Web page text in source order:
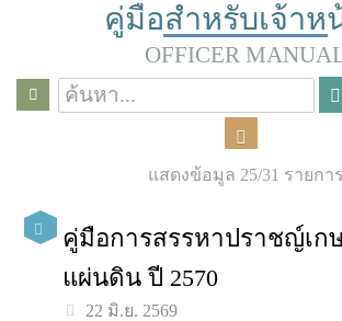
คู่มือสำหรับเจ้าห
OFFICER
แสดงข้อมูล 25/31 รายการ
คู่มือการสรรหาปราชญ์เก
แผ่นดิน ปี 2570
22 มิ.ย. 2569